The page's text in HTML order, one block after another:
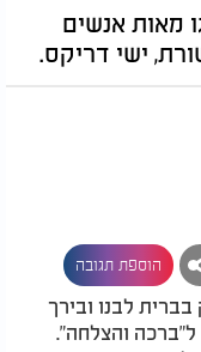
מאות אנשים
ישי דריקס.
הוספת תגובה
לבנו ובירך